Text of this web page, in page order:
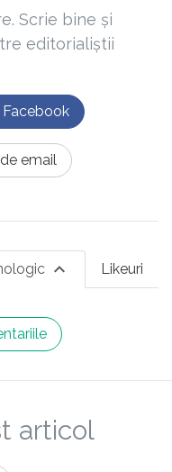
Scrie bine și
editorialiștii
email
Likeuri
articol